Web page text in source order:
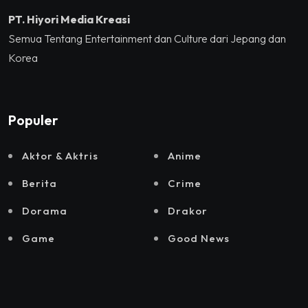
PT. Hiyori Media Kreasi
Semua Tentang Entertainment dan Culture dari Jepang dan
Korea
Populer
Aktor & Aktris Anime
Berita Crime
Dorama Drakor
Game Good News